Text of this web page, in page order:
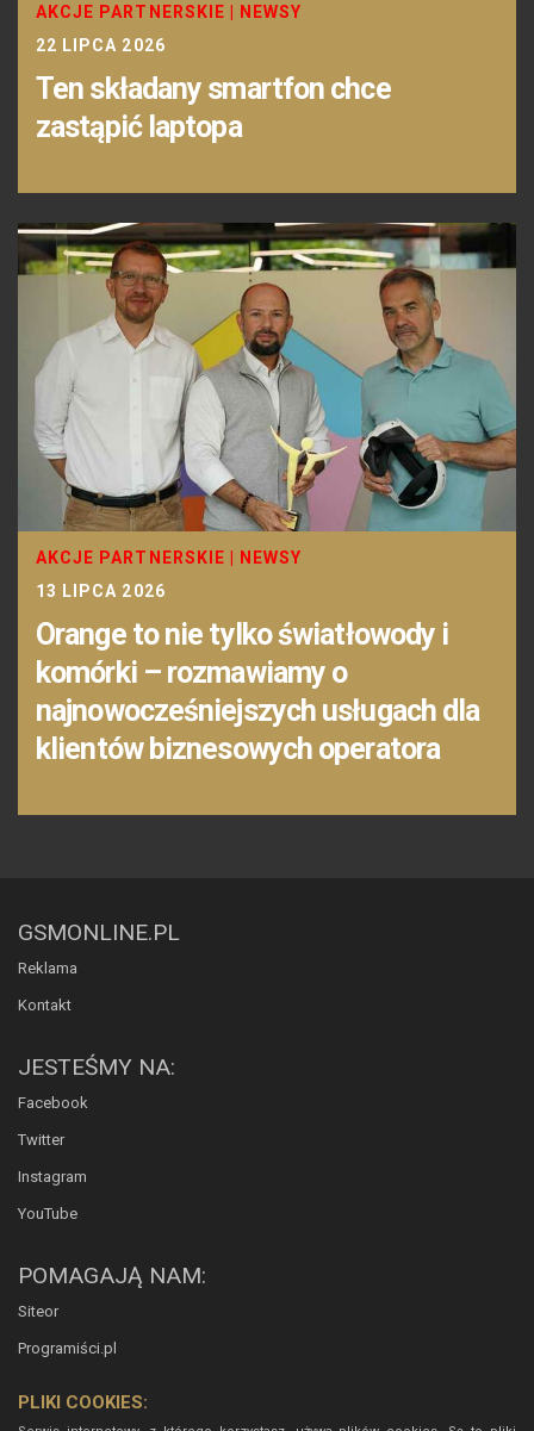
AKCJE PARTNERSKIE
NEWSY
22 LIPCA 2026
Ten składany smartfon chce
zastąpić laptopa
AKCJE PARTNERSKIE
NEWSY
13 LIPCA 2026
Orange to nie tylko światłowody i
komórki – rozmawiamy o
najnowocześniejszych usługach dla
klientów biznesowych operatora
GSMONLINE.PL
Reklama
Kontakt
JESTEŚMY NA:
Facebook
Twitter
Instagram
YouTube
POMAGAJĄ NAM:
Siteor
Programiści.pl
PLIKI COOKIES: